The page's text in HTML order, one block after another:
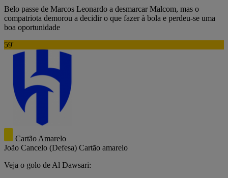
Belo passe de Marcos Leonardo a desmarcar Malcom, mas o
compatriota demorou a decidir o que fazer à bola e perdeu-se uma
boa oportunidade
59'
Cartão Amarelo
João Cancelo (Defesa) Cartão amarelo
Veja o golo de Al Dawsari: